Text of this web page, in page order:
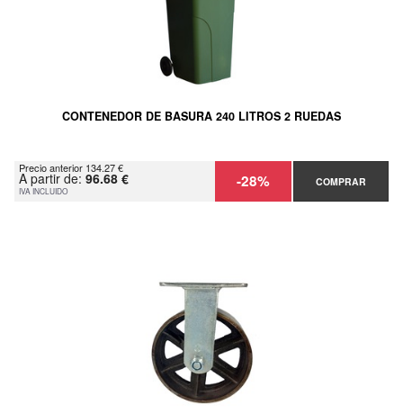
CONTENEDOR DE BASURA 240 LITROS 2 RUEDAS
Precio anterior 134.27 €
A partir de: 96.68 €
IVA INCLUIDO -28% COMPRAR